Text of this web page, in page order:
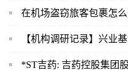
在机场盗窃旅客包裹怎
【机构调研记录】兴业
*ST吉药: 吉药控股集团